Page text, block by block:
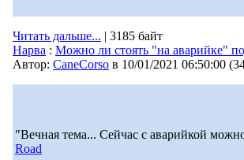
Читать дальше... | 3185 байт
Нарва : Можно ли стоять "на аварийке"
Автор: CaneCorso в 10/01/2021 06:50:00 (
"Вечная тема... Сейчас с аварийкой
Road